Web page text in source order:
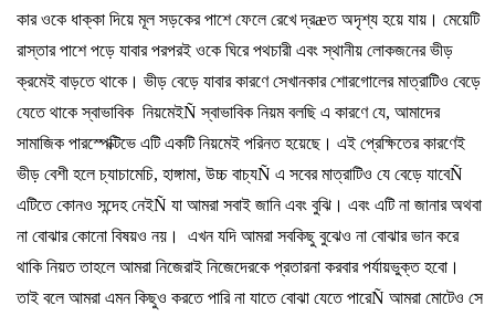
কার ওকে ধাক্কা দিয়ে মূল সড়কের পাশে ফেলে রেখে দ্রæত অদৃশ্য হয়ে যায়। মেয়েটি
রাস্তার পাশে পড়ে যাবার পরপরই ওকে ঘিরে পথচারী এবং স্থানীয় লোকজনের ভীড়
ক্রমেই বাড়তে থাকে। ভীড় বেড়ে যাবার কারণে সেখানকার শোরগোলের মাত্রাটিও বেড়ে
যেতে থাকে স্বাভাবিক নিয়মেইÑস্বাভাবিক নিয়ম বলছি এ কারণে যে, আমাদের
সামাজিক পারস্পেক্টিভে এটি একটি নিয়মেই পরিনত হয়েছে। এই প্রেক্ষিতের কারণেই
ভীড় বেশী হলে চ্যাচামেচি, হাঙ্গামা, উচ্চ বাচ্যÑ এ সবের মাত্রাটিও যে বেড়ে যাবেÑ
এটিতে কোনও সন্দেহ নেইÑ যা আমরা সবাই জানি এবং বুঝি। এবং এটি না জানার অথবা
না বোঝার কোনো বিষয়ও নয়। এখন যদি আমরা সবকিছু বুঝেও না বোঝার ভান করে
থাকি নিয়ত তাহলে আমরা নিজেরাই নিজেদেরকে প্রতারনা করবার পর্যায়ভুক্ত হবো।
তাই বলে আমরা এমন কিছুও করতে পারি না যাতে বোঝা যেতে পারেÑ আমরা মোটেও সে